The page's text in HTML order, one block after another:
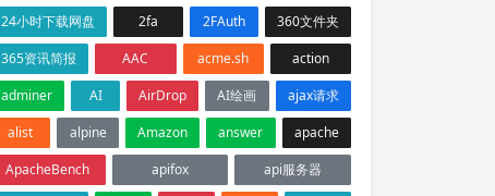
24小时下载网盘
2fa 2FAuth
360文件夹
365资讯简报
AAC acme.sh
action
adminer
AI AirDrop AI绘画
ajax请求
alist
alpine Amazon answer
apache
ApacheBench
apifox
api服务器